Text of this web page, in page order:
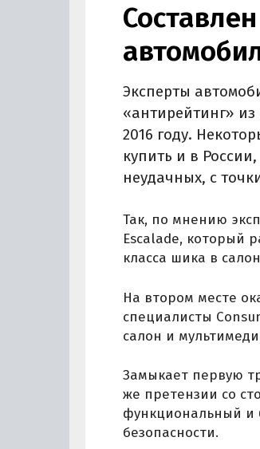
Эксперты
«антирейтинг»
2016 году.
купить и в
неудачных, с
Так, по мнению
Escalade, который
класса шика в
На втором месте
специалисты
салон и
Замыкает первую
же претензии со
функциональный и
безопасности.